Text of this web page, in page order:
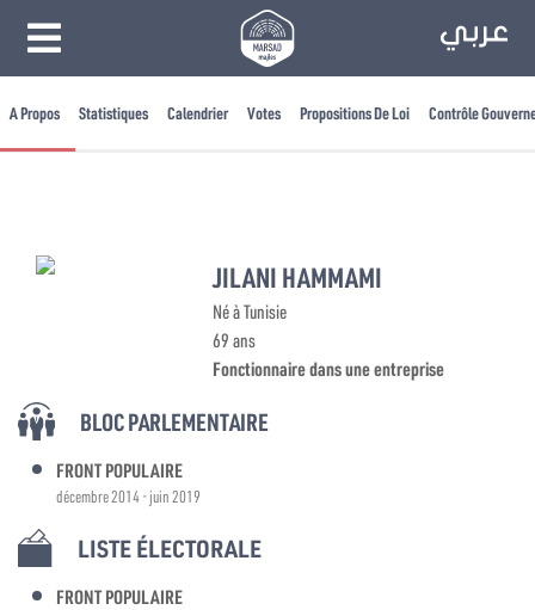
A Propos Statistiques Calendrier Votes Propositions De Loi Contrôle
JILANI HAMMAMI
Né à Tunisie
69 ans
Fonctionnaire dans une entreprise
BLOC PARLEMENTAIRE
FRONT POPULAIRE
décembre 2014 - juin 2019
LISTE ÉLECTORALE
FRONT POPULAIRE